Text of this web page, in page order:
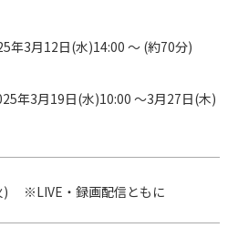
3月12日(水)14:00 ～ (約70分)
19日(水)10:00 ～3月27日(木)
) ※LIVE・録画配信ともに